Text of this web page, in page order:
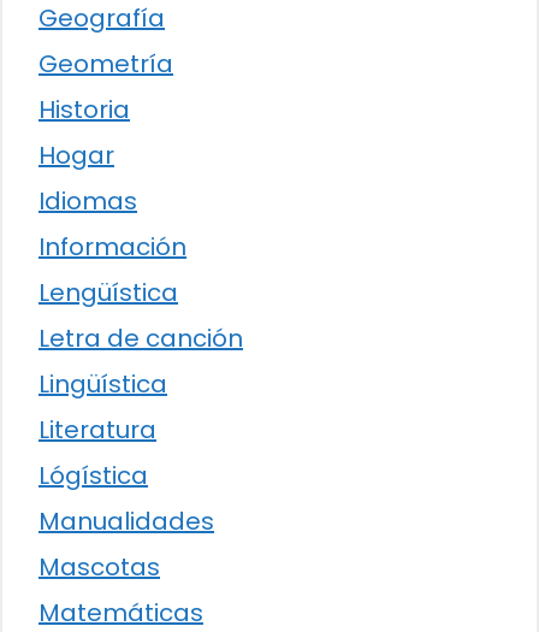
Geografía
Geometría
Historia
Hogar
Idiomas
Información
Lengüística
Letra de canción
Lingüística
Literatura
Lógística
Manualidades
Mascotas
Matemáticas